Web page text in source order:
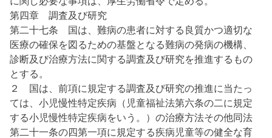
第四章 調査及び研究
第二十七条 国は、難病の患者に対する良質かつ適切な
医療の確保を図るための基盤となる難病の発病の機構、
診断及び治療方法に関する調査及び研究を推進するもの
とする。
２ 国は、前項に規定する調査及び研究の推進に当たっ
ては、小児慢性特定疾病（児童福祉法第六条の二に規定
する小児慢性特定疾病をいう。）の治療方法その他同法
第二十一条の四第一項に規定する疾病児童等の健全な育